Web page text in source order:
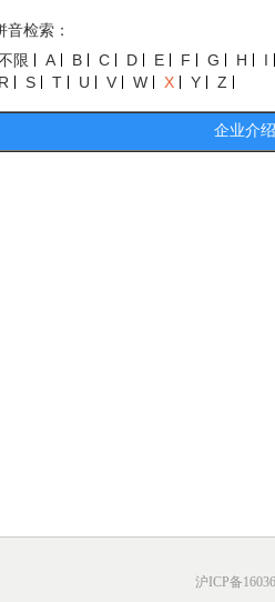
音检索：
限
A B C D E F G H
I
R
S T U V W X Y Z
企业介绍
沪ICP备